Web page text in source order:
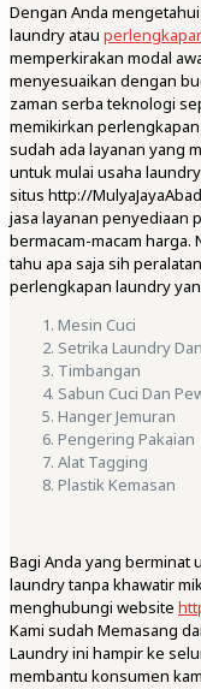
Dengan Anda
laundry atau
memperkirakan modal
menyesuaikan dengan
zaman serba teknologi
memikirkan
sudah ada layanan yang
untuk mulai usaha
situs http://
jasa layanan penyediaan
bermacam-macam harga.
tahu apa saja sih
perlengkapan laundry
Mesin Cuci
Setrika Laundry
Timbangan
Sabun Cuci Dan
Hanger Jemuran
Pengering Pakaian
Alat Tagging
Plastik Kemasan
Bagi Anda yang berminat
laundry tanpa khawatir
menghubungi website
Kami sudah Memasang
Laundry ini hampir ke
membantu konsumen